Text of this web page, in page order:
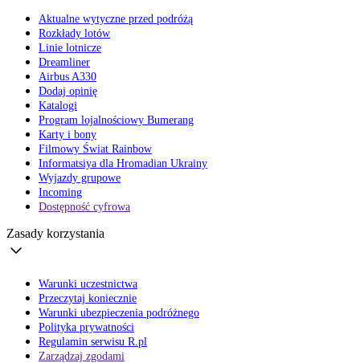
Aktualne wytyczne przed podróżą
Rozkłady lotów
Linie lotnicze
Dreamliner
Airbus A330
Dodaj opinię
Katalogi
Program lojalnościowy Bumerang
Karty i bony
Filmowy Świat Rainbow
Informatsiya dla Hromadian Ukrainy
Wyjazdy grupowe
Incoming
Dostępność cyfrowa
Zasady korzystania
Warunki uczestnictwa
Przeczytaj koniecznie
Warunki ubezpieczenia podróżnego
Polityka prywatności
Regulamin serwisu R.pl
Zarządzaj zgodami